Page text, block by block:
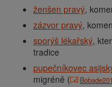
ženšen pravý,
zázvor pravý,
sporýš lékařský,
tradice
pupečníkovec
migréně (